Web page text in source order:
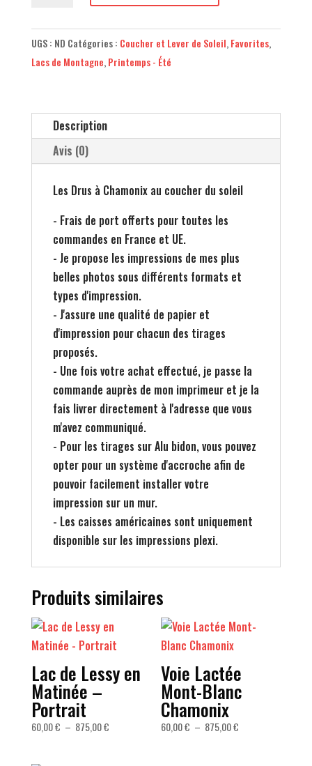
Drus
UGS : ND Catégories : Coucher et Lever de Soleil,Favorites,
Lacs de Montagne,Printemps - Été
Description
Avis (0)
Les Drus à Chamonix au coucher du soleil
- Frais de port offerts pour toutes les
commandes en France et UE.
- Je propose les impressions de mes plus
belles photos sous différents formats et
types d'impression.
- J'assure une qualité de papier et
d'impression pour chacun des tirages
proposés.
- Une fois votre achat effectué, je passe la
commande auprès de mon imprimeur et je la
fais livrer directement à l'adresse que vous
m'avez communiqué.
- Pour les tirages sur Alu bidon, vous pouvez
opter pour un système d'accroche afin de
pouvoir facilement installer votre
impression sur un mur.
- Les caisses américaines sont uniquement
disponible sur les impressions plexi.
Produits similaires
Lac de Lessy en
Matinée –
Portrait
60,00€ – 875,00€Plage
Voie Lactée
Mont-Blanc
Chamonix
60,00€ – 875,00€